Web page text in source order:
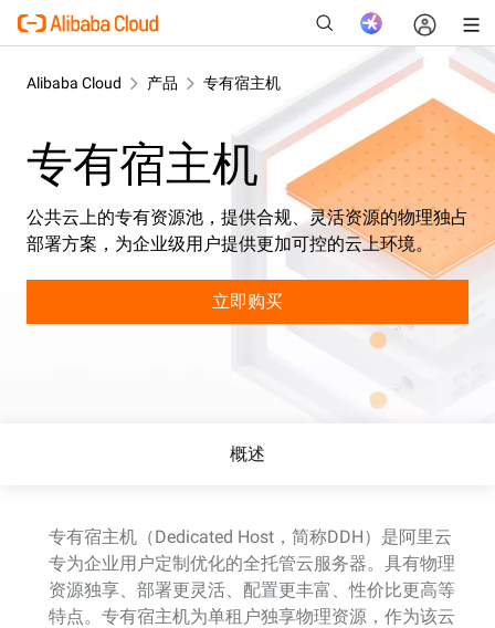
Alibaba Cloud 产品 专有宿主机
专有宿主机
公共云上的专有资源池，提供合规、灵活资源的物理独占
部署方案，为企业级用户提供更加可控的云上环境。
立即购买
概述
专有宿主机（Dedicated Host，简称DDH）是阿里云
专为企业用户定制优化的全托管云服务器。具有物理
资源独享、部署更灵活、配置更丰富、性价比更高等
特点。专有宿主机为单租户独享物理资源，作为该云
新